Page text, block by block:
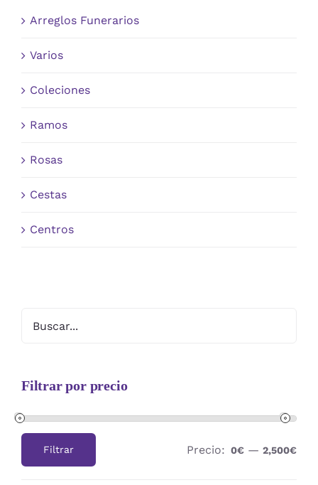
Arreglos Funerarios
Varios
Coleciones
Ramos
Rosas
Cestas
Centros
Filtrar por precio
Filtrar Precio: 0€ —2,500€